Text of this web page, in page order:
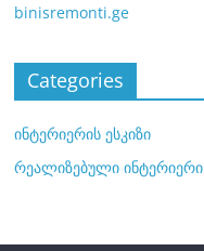
binisremonti.ge
Categories
ინტერიერის ესკიზი
რეალიზებული ინტერიერი